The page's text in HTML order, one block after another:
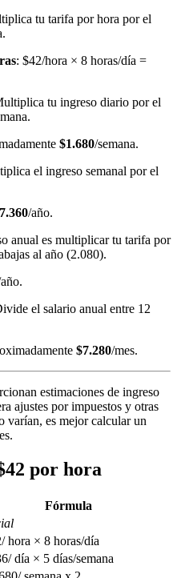
tu tarifa por hora por el
: $42/hora × 8 horas/día =
tu ingreso diario por el
$1.680/semana.
el ingreso semanal por el
/año.
anual es multiplicar tu tarifa por
al año (2.080).
el salario anual entre 12
$7.280/mes.
estimaciones de ingreso
ajustes por impuestos y otras
varían, es mejor calcular un
por hora
Fórmula
hora × 8 horas/día
día × 5 días/semana